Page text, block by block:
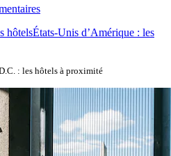
hôtelsÉtats-Unis d’Amérique : les
: les hôtels à proximité